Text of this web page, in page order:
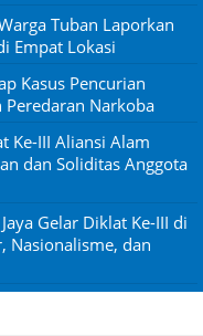
Tuban Laporkan
Empat Lokasi
Kasus Pencurian
Peredaran Narkoba
Ke-III Aliansi Alam
dan Soliditas Anggota
Gelar Diklat Ke-III di
Nasionalisme, dan